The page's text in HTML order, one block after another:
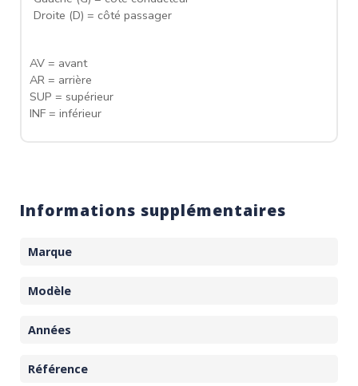
Droite (D) = côté passager
AV = avant
AR = arrière
SUP = supérieur
INF = inférieur
Informations supplémentaires
Marque
Modèle
Années
Référence